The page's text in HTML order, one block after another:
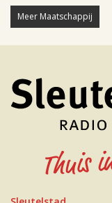
Meer Maatschappij